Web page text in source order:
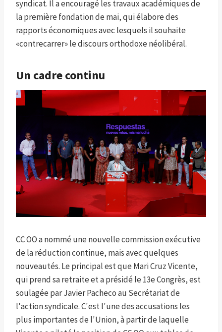
syndicat. Il a encouragé les travaux académiques de
la première fondation de mai, qui élabore des
rapports économiques avec lesquels il souhaite
«contrecarrer» le discours orthodoxe néolibéral.
Un cadre continu
CC OO a nommé une nouvelle commission exécutive
de la réduction continue, mais avec quelques
nouveautés. Le principal est que Mari Cruz Vicente,
qui prend sa retraite et a présidé le 13e Congrès, est
soulagée par Javier Pacheco au Secrétariat de
l'action syndicale. C'est l'une des accusations les
plus importantes de l'Union, à partir de laquelle